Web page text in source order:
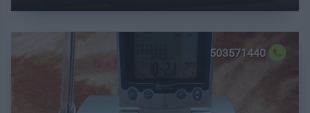
503571440